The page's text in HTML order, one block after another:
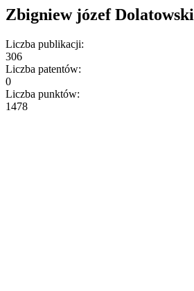
Zbigniew józef Dolatowski
Liczba publikacji:
306
Liczba patentów:
0
Liczba punktów:
1478